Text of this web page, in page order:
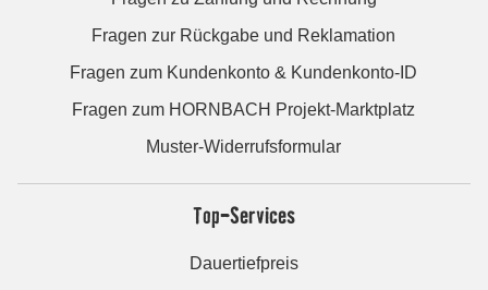
Fragen zur Rückgabe und Reklamation
Fragen zum Kundenkonto & Kundenkonto-ID
Fragen zum HORNBACH Projekt-Marktplatz
Muster-Widerrufsformular
Top-Services
Dauertiefpreis